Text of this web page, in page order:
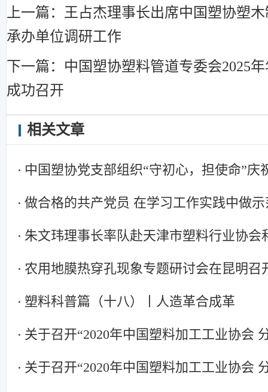
上一篇：王占杰理事长出席中国塑协塑
承办单位调研工作
下一篇：中国塑协塑料管道专委会2025
成功召开
相关文章
中国塑协党支部组织“守初心，担使命”庆
暨集中学习
做合格的共产党员 在学习工作实践中做
朱文玮理事长率队赴天津市塑料行业协会
农用地膜热穿孔现象专题研讨会在昆明召
塑料科普篇（十八）丨人造革合成革
关于召开“2020年中国塑料加工工业协会
关于召开“2020年中国塑料加工工业协会